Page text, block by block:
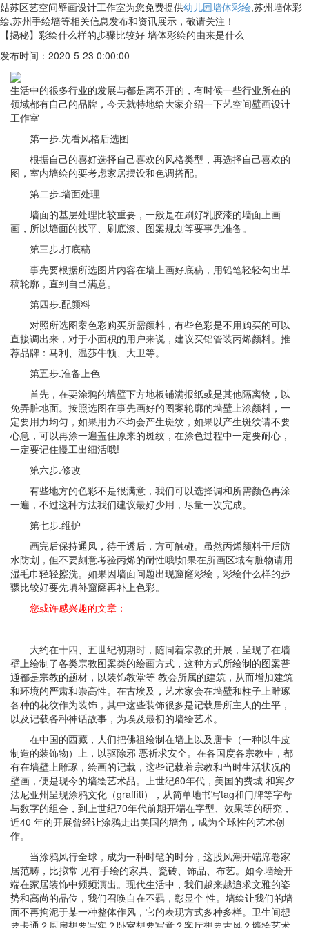
姑苏区艺空间壁画设计工作室为您免费提供幼儿园墙体彩绘,苏州墙体彩
绘,苏州手绘墙等相关信息发布和资讯展示，敬请关注！
【揭秘】彩绘什么样的步骤比较好 墙体彩绘的由来是什么
发布时间：2020-5-23 0:00:00
生活中的很多行业的发展与都是离不开的，有时候一些行业所在的
领域都有自己的品牌，今天就特地给大家介绍一下艺空间壁画设计
工作室
第一步.先看风格后选图
根据自己的喜好选择自己喜欢的风格类型，再选择自己喜欢的
图，室内墙绘的要考虑家居摆设和色调搭配。
第二步.墙面处理
墙面的基层处理比较重要，一般是在刷好乳胶漆的墙面上画
画，所以墙面的找平、刷底漆、图案规划等要事先准备。
第三步.打底稿
事先要根据所选图片内容在墙上画好底稿，用铅笔轻轻勾出草
稿轮廓，直到自己满意。
第四步.配颜料
对照所选图案色彩购买所需颜料，有些色彩是不用购买的可以
直接调出来，对于小面积的用户来说，建议买铝管装丙烯颜料。推
荐品牌：马利、温莎牛顿、大卫等。
第五步.准备上色
首先，在要涂鸦的墙壁下方地板铺满报纸或是其他隔离物，以
免弄脏地面。按照选图在事先画好的图案轮廓的墙壁上涂颜料，一
定要用力均匀，如果用力不均会产生斑纹，如果以产生斑纹请不要
心急，可以再涂一遍盖住原来的斑纹，在涂色过程中一定要耐心，
一定要记住慢工出细活哦!
第六步.修改
有些地方的色彩不是很满意，我们可以选择调和所需颜色再涂
一遍，不过这种方法我们建议最好少用，尽量一次完成。
第七步.维护
画完后保持通风，待干透后，方可触碰。虽然丙烯颜料干后防
水防划，但不要刻意考验丙烯的耐性哦!如果在所画区域有脏物请用
湿毛巾轻轻擦洗。如果因墙面问题出现窟窿彩绘，彩绘什么样的步
骤比较好要先填补窟窿再补上色彩。
您或许感兴趣的文章：
大约在十四、五世纪初期时，随同着宗教的开展，呈现了在墙
壁上绘制了各类宗教图案类的绘画方式，这种方式所绘制的图案普
通都是宗教的题材，以装饰教堂等 教会所属的建筑，从而增加建筑
和环境的严肃和崇高性。在古埃及，艺术家会在墙壁和柱子上雕琢
各种的花纹作为装饰，其中这些装饰很多是记载居所主人的生平，
以及记载各种神话故事，为埃及最初的墙绘艺术。
在中国的西藏，人们把佛祖绘制在墙上以及唐卡（一种以牛皮
制造的装饰物）上，以驱除邪 恶祈求安全。在各国度各宗教中，都
有在墙壁上雕琢，绘画的记载，这些记载着宗教和当时生活状况的
壁画，便是现今的墙绘艺术品。上世纪60年代，美国的费城 和宾夕
法尼亚州呈现涂鸦文化（graffiti），从简单地书写tag和门牌等字母
与数字的组合，到上世纪70年代前期开端在字型、效果等的研究，
近40 年的开展曾经让涂鸦走出美国的墙角，成为全球性的艺术创
作。
当涂鸦风行全球，成为一种时髦的时分，这股风潮开端席卷家
居范畴，比拟常 见有手绘的家具、瓷砖、饰品、布艺。如今墙绘开
端在家居装饰中频频演出。现代生活中，我们越来越追求文雅的姿
势和高尚的品位，我们召唤自在不羁，彰显个 性。墙绘让我们的墙
面不再拘泥于某一种整体作风，它的表现方式多种多样。卫生间想